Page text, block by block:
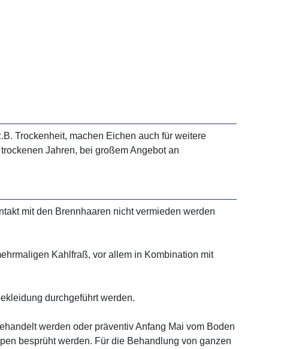
Trockenheit, machen Eichen auch für weitere
Jahren, bei großem Angebot an
mit den Brennhaaren nicht vermieden werden
Kahlfraß, vor allem in Kombination mit
durchgeführt werden.
werden oder präventiv Anfang Mai vom Boden
besprüht werden. Für die Behandlung von ganzen